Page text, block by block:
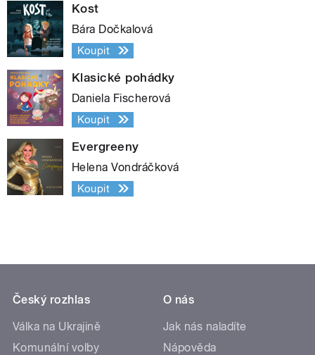
Kost
Bára Dočkalová
Koupit
Klasické pohádky
Daniela Fischerová
Koupit
Evergreeny
Helena Vondráčková
Koupit
Český rozhlas
Válka na Ukrajině
Komunální volby
O nás
Jak nás naladíte
Nápověda